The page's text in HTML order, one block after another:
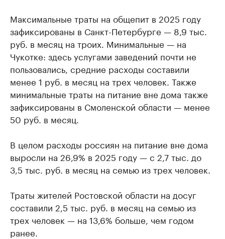
Максимальные траты на общепит в 2025 году
зафиксированы в Санкт-Петербурге — 8,9 тыс.
руб. в месяц на троих. Минимальные — на
Чукотке: здесь услугами заведений почти не
пользовались, средние расходы составили
менее 1 руб. в месяц на трех человек. Также
минимальные траты на питание вне дома также
зафиксированы в Смоленской области — менее
50 руб. в месяц.
В целом расходы россиян на питание вне дома
выросли на 26,9% в 2025 году — с 2,7 тыс. до
3,5 тыс. руб. в месяц на семью из трех человек.
Траты жителей Ростовской области на досуг
составили 2,5 тыс. руб. в месяц на семью из
трех человек — на 13,6% больше, чем годом
ранее.